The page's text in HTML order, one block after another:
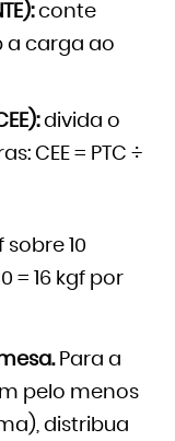
conte
a carga ao
divida o
CEE = PTC ÷
10
= 16 kgf por
Para a
pelo menos
distribua